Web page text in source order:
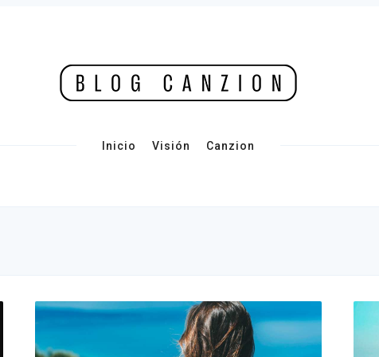
Inicio Visión Canzion